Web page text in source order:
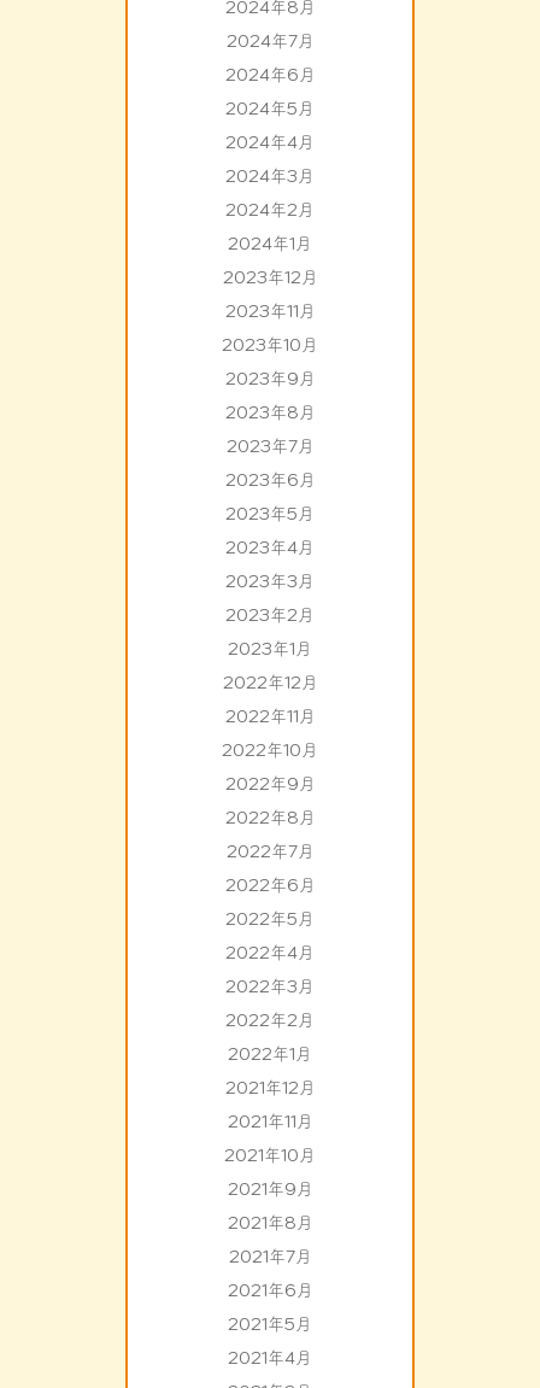
2024年8月
2024年7月
2024年6月
2024年5月
2024年4月
2024年3月
2024年2月
2024年1月
2023年12月
2023年11月
2023年10月
2023年9月
2023年8月
2023年7月
2023年6月
2023年5月
2023年4月
2023年3月
2023年2月
2023年1月
2022年12月
2022年11月
2022年10月
2022年9月
2022年8月
2022年7月
2022年6月
2022年5月
2022年4月
2022年3月
2022年2月
2022年1月
2021年12月
2021年11月
2021年10月
2021年9月
2021年8月
2021年7月
2021年6月
2021年5月
2021年4月